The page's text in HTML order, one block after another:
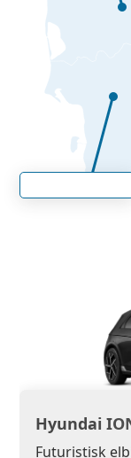
Hyundai
Futuristisk